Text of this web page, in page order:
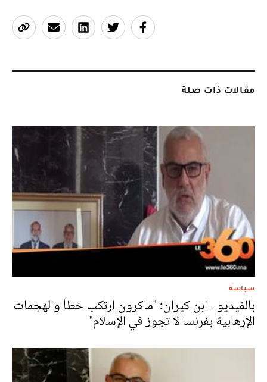
مقالات ذات صلة
سياسة
بالفيديو - ابن كيران: "ماكرون ارتكب خطأ والهجمات
الإرهابية بفرنسا لا تجوز في الإسلام"